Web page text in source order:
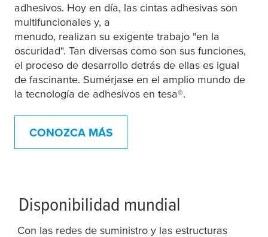
adhesivos. Hoy en día, las cintas adhesivas son
multifuncionales y, a
menudo, realizan su exigente trabajo "en la
oscuridad". Tan diversas como son sus funciones,
el proceso de desarrollo detrás de ellas es igual
de fascinante. Sumérjase en el amplio mundo de
la tecnología de adhesivos en tesa®.
CONOZCA MÁS
Disponibilidad mundial
Con las redes de suministro y las estructuras